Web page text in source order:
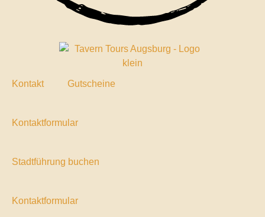
Kontakt Gutscheine
Kontaktformular
Stadtführung buchen
Kontaktformular